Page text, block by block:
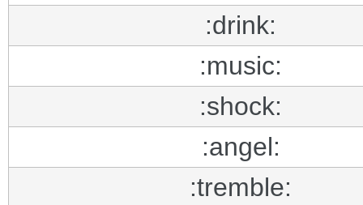
:drink:
:music:
:shock:
:angel:
:tremble: